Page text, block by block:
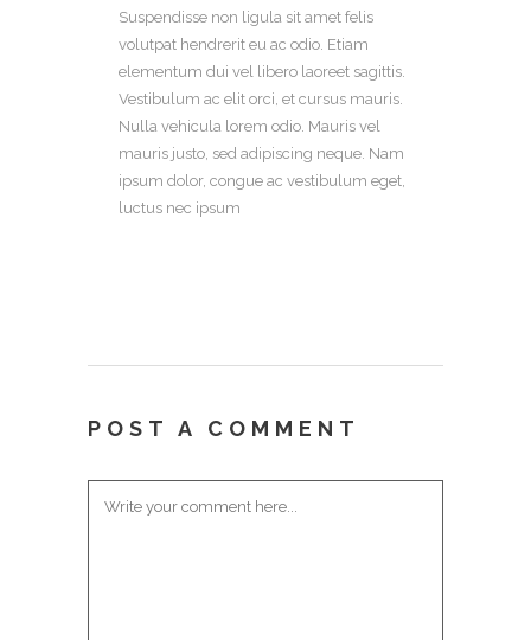
Suspendisse non ligula sit amet felis
volutpat hendrerit eu ac odio. Etiam
elementum dui vel libero laoreet sagittis.
Vestibulum ac elit orci, et cursus mauris.
Nulla vehicula lorem odio. Mauris vel
mauris justo, sed adipiscing neque. Nam
ipsum dolor, congue ac vestibulum eget,
luctus nec ipsum
POST A COMMENT